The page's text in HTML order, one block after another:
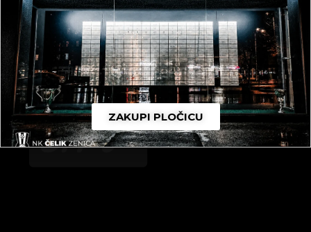
ZAKUPI PLOČICU